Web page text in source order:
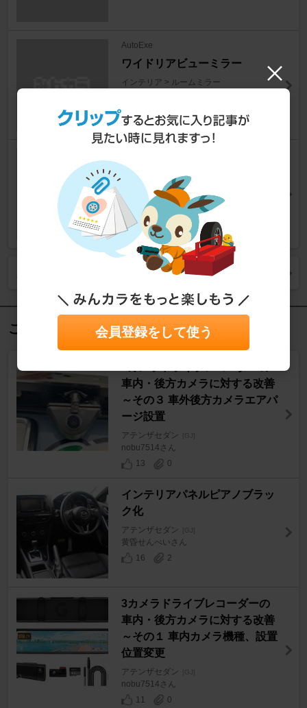
AutoExe
ワイドリアビューミラー
インテリア > ルームミラー
R109 フレームレスミラー300P
インテリア > ルームミラー
この記事を見た人におすすめ
車内・後方カメラに対する改善
～その３ 車外後方カメラエアパ
ージ設置
アテンザセダン [GJ]
nobu7514さん
13
0
インテリアパネルピアノブラッ
ク化
アテンザセダン [GJ]
黄昏せんべいさん
16
2
3カメラドライブレコーダーの
車内・後方カメラに対する改善
～その１ 車内カメラ機種、設置
位置変更
アテンザセダン [GJ]
nobu7514さん
11
0
会員登録をして使う